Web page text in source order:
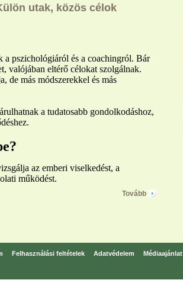
utak, közös célok
pszichológiáról és a coachingról. Bár
valójában eltérő célokat szolgálnak.
de más módszerekkel és más
a tudatosabb gondolkodáshoz,
az emberi viselkedést, a
működést.
Tovább
Felhasználási feltételek Adatvédelem Médiaajánlat